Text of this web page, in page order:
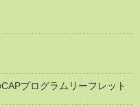
プログラムリーフレット